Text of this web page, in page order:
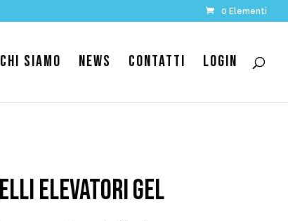
0 Elementi
CHI SIAMO NEWS CONTATTI LOGIN
ELEVATORI GEL